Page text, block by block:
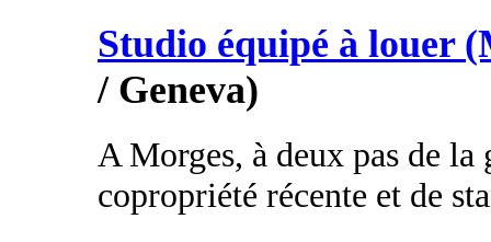
Studio équipé à louer
/ Geneva)
A Morges, à deux pas de la
copropriété récente et de